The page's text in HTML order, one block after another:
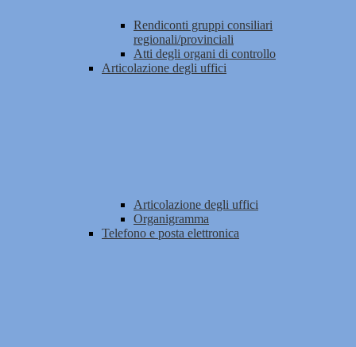
Rendiconti gruppi consiliari
regionali/provinciali
Atti degli organi di controllo
Articolazione degli uffici
Articolazione degli uffici
Organigramma
Telefono e posta elettronica